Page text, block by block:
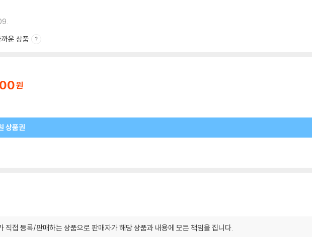
운 상품
상품권
직접 등록/판매하는 상품으로 판매자가 해당 상품과 내용에 모든 책임을 집니다.